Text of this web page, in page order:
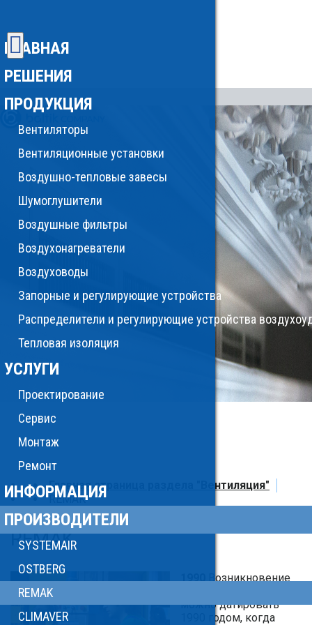
ГЛАВНАЯ
РЕШЕНИЯ
ПРОДУКЦИЯ
Вентиляторы
Вентиляционные установки
Воздушно-тепловые завесы
Шумоглушители
Воздушные фильтры
Воздухонагреватели
Воздуховоды
Запорные и регулирующие устройства
Распределители и регулирующие устройства
Тепловая изоляция
УСЛУГИ
Проектирование
Сервис
Монтаж
Ремонт
ИНФОРМАЦИЯ
ПРОИЗВОДИТЕЛИ
SYSTEMAIR
OSTBERG
REMAK
CLIMAVER
Главная страница раздела "Вентиляция"
REMAK
REMAK
1990Возникновение
можно датировать
1990 годом, когда